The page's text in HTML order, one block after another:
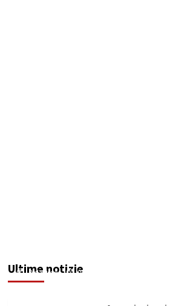
Ultime notizie
Redazione 07/08/2026